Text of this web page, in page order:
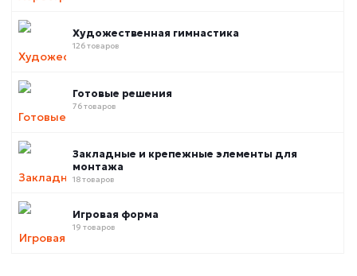
Художественная гимнастика
126 товаров
Готовые решения
76 товаров
Закладные и крепежные элементы для
монтажа
18 товаров
Игровая форма
19 товаров